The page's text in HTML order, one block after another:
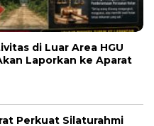
di Luar Area HGU
Laporkan ke Aparat
Perkuat Silaturahmi